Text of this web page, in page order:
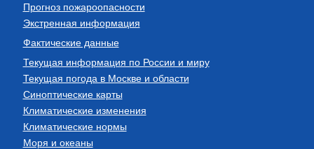
Прогноз пожароопасности
Экстренная информация
Фактические данные
Текущая информация по России и миру
Текущая погода в Москве и области
Синоптические карты
Климатические изменения
Климатические нормы
Моря и океаны